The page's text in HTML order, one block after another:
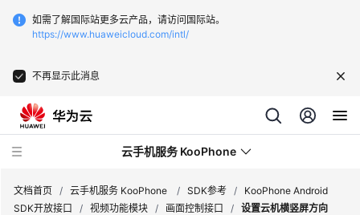
如需了解国际站更多云产品，请访问国际站。
https://www.huaweicloud.com/intl/
不再显示此消息
云手机服务 KooPhone
文档首页 / 云手机服务 KooPhone / SDK参考 /
KooPhone Android
SDK开放接口
/ 视频功能模块 / 画面控制接口 / 设置云机横竖屏方向